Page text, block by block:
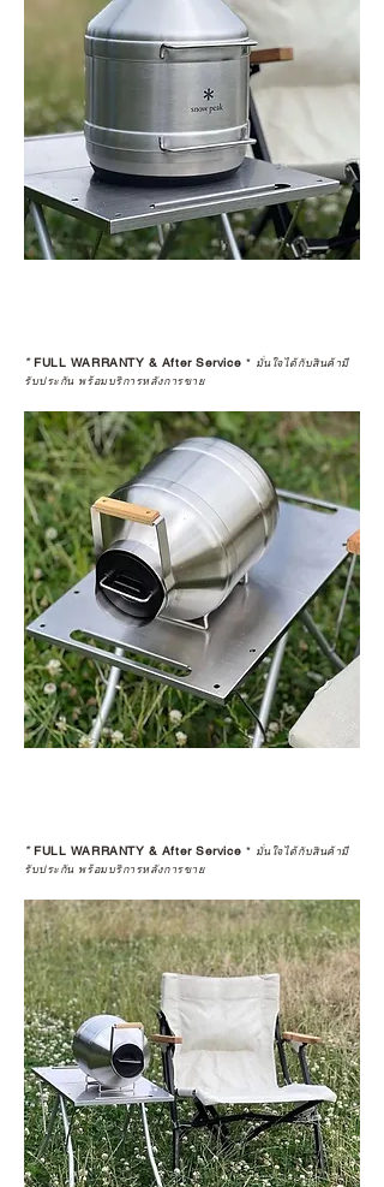
เพื่อให้คุณได้รับทั้งสินค้า และ
ประสบการณ์ที่สมบูรณ์แบบในระยะ
ยาว
อ่านต่อเรื่องการรับประกันสินค้าได้
ตรงนี้
>>https://www.campstudio.co.th/
warranty
*FULL WARRANTY & After Service * มั่นใจได้กับสินค้ามี
รับประกัน พร้อมบริการหลังการขาย
*FULL WARRANTY & After Service * มั่นใจได้กับสินค้ามี
รับประกัน พร้อมบริการหลังการขาย